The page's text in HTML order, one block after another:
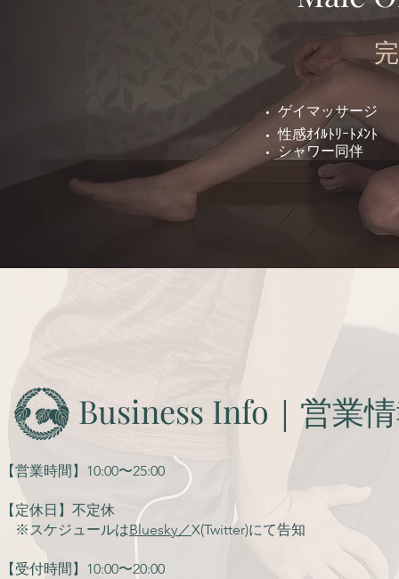
​ゲイマッサージ
シャワー同伴
性感ｵｲﾙﾄﾘｰﾄﾒﾝﾄ
​Business Info｜営業
【営業時間】 10:00〜25:00
【定休日】不定休
※スケジュールはBluesky／X(Twitter)にて告知
【受付時間】10:00〜20:00